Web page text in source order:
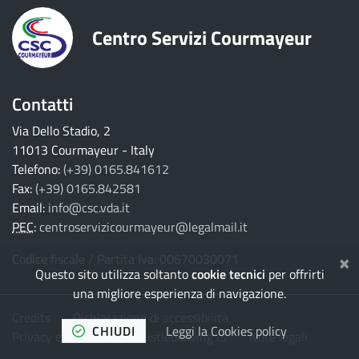
Questo sito utilizza soltantocookie tecnici per offrirti
una migliore esperienza di navigazione.
CHIUDI
Leggi la Cookies policy
×
Centro Servizi Courmayeur
Contatti
Via Dello Stadio, 2
11013 Courmayeur - Italy
Telefono:(+39) 0165.841612
Fax:(+39) 0165.842581
Email: info@csc.vda.it
PEC:centroservizicourmayeur@legalmail.it
Dichiarazione di accessibilità
Privacy e Cookies
Whistleblowing(Apre il link in una nuova
Note legali